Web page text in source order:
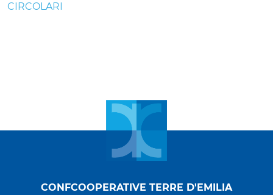
CIRCOLARI
CONFCOOPERATIVE TERRE D'EMILIA